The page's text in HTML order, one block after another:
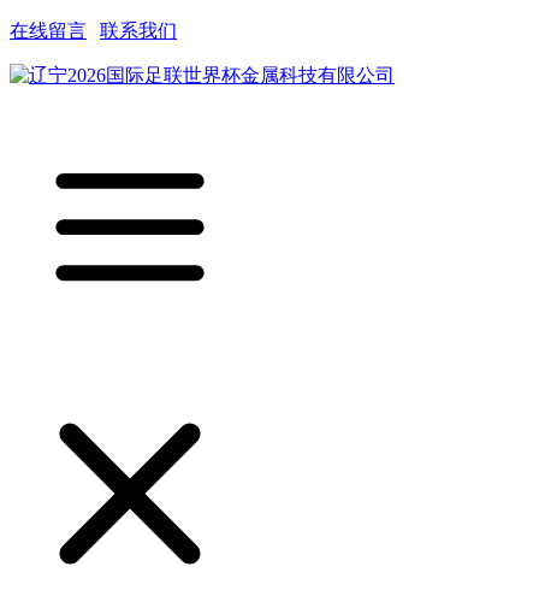
在线留言 联系我们